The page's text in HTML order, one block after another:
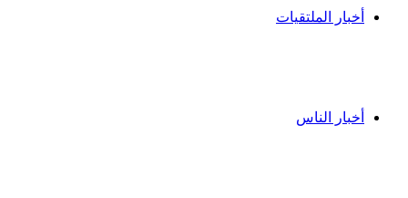
أخبار الملتقيات
أخبار الناس